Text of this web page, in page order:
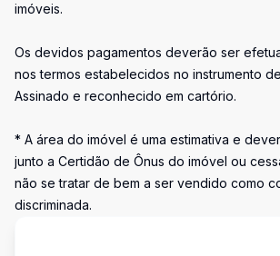
imóveis.
Os devidos pagamentos deverão ser
nos termos estabelecidos no instrumento
Assinado e reconhecido em cartório.
* A área do imóvel é uma estimativa e
junto a Certidão de Ônus do imóvel ou
não se tratar de bem a ser vendido como
discriminada.